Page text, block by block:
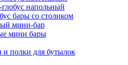
глобус напольный
бары со столиком
мини-бар
мини бары
и полки для бутылок